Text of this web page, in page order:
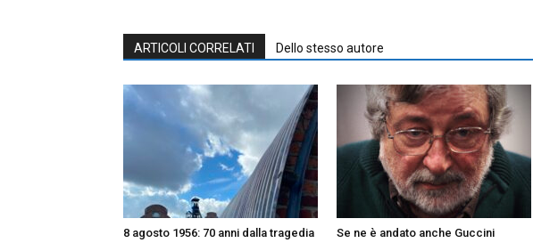
ARTICOLI CORRELATI Dello stesso autore
8 agosto 1956: 70 anni dalla tragedia
Se ne è andato anche Guccini